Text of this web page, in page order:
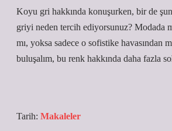
Koyu gri hakkında konuşurken, bir de
griyi neden tercih ediyorsunuz? Modada
mı, yoksa sadece o sofistike havasından
buluşalım, bu renk hakkında daha fazla
Tarih: Makaleler